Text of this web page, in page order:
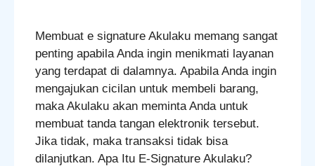
Membuat e signature Akulaku memang sangat
penting apabila Anda ingin menikmati layanan
yang terdapat di dalamnya. Apabila Anda ingin
mengajukan cicilan untuk membeli barang,
maka Akulaku akan meminta Anda untuk
membuat tanda tangan elektronik tersebut.
Jika tidak, maka transaksi tidak bisa
dilanjutkan. Apa Itu E-Signature Akulaku?